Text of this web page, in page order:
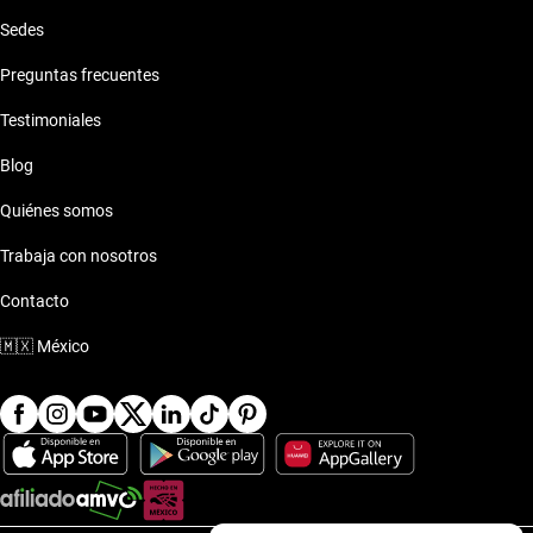
Sedes
Preguntas frecuentes
Testimoniales
Blog
Quiénes somos
Trabaja con nosotros
Contacto
🇲🇽 México